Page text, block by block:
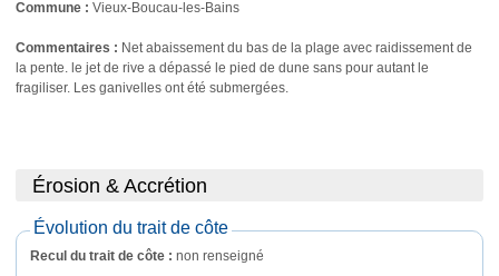
Commune :Vieux-Boucau-les-Bains
Commentaires : Net abaissement du bas de la plage avec raidissement de
la pente. le jet de rive a dépassé le pied de dune sans pour autant le
fragiliser. Les ganivelles ont été submergées.
Érosion & Accrétion
Évolution du trait de côte
Recul du trait de côte : non renseigné